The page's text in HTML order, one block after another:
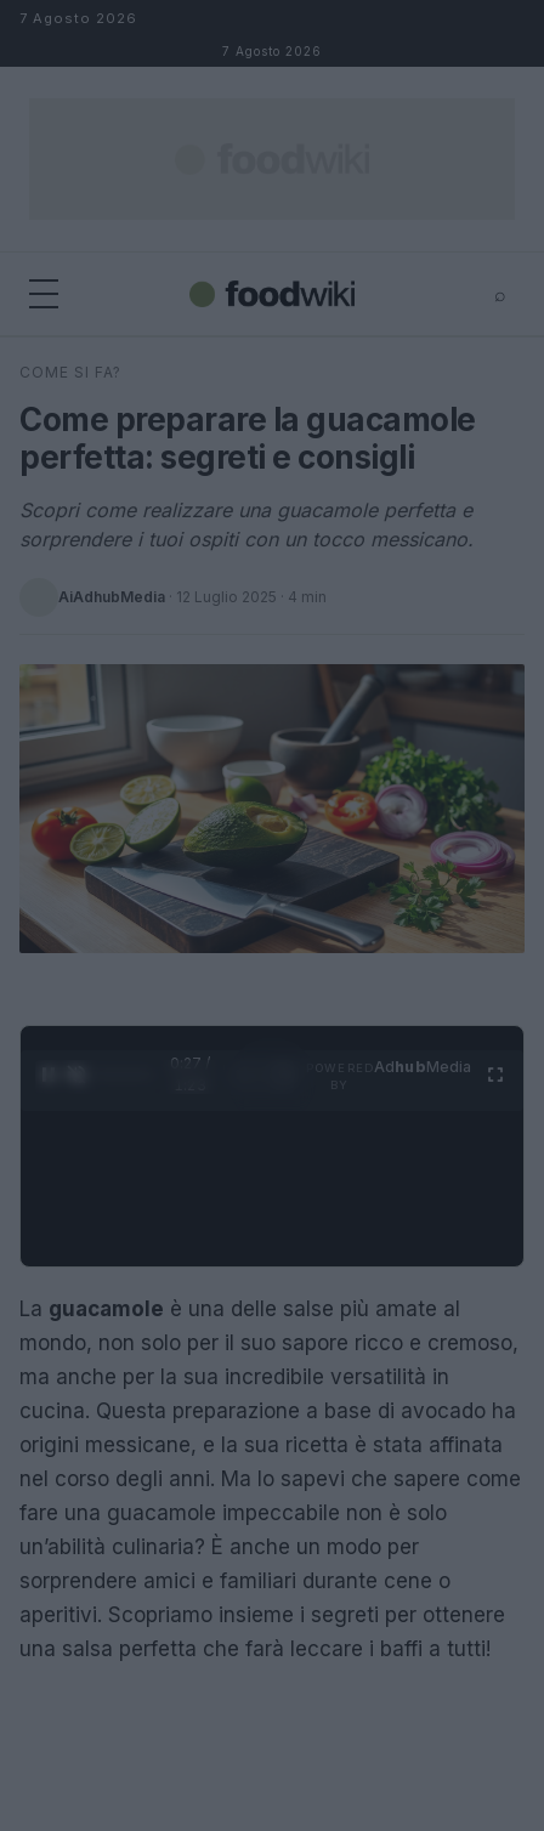
Salta al contenuto
7 Agosto 2026
7 Agosto 2026
⌕
Cerca
COME SI FA?
Come preparare la guacamole
perfetta: segreti e consigli
Scopri come realizzare una guacamole perfetta e
sorprendere i tuoi ospiti con un tocco messicano.
AiAdhubMedia · 12 Luglio 2025 · 4 min
0:28 /
AdhubMedia
La guacamole è una delle salse più amate al
mondo, non solo per il suo sapore ricco e cremoso,
ma anche per la sua incredibile versatilità in
cucina. Questa preparazione a base di avocado ha
origini messicane, e la sua ricetta è stata affinata
nel corso degli anni. Ma lo sapevi che sapere come
fare una guacamole impeccabile non è solo
un’abilità culinaria? È anche un modo per
sorprendere amici e familiari durante cene o
aperitivi. Scopriamo insieme i segreti per ottenere
una salsa perfetta che farà leccare i baffi a tutti!